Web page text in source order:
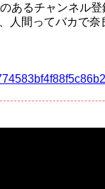
あるチャンネル
人間ってバカで奈